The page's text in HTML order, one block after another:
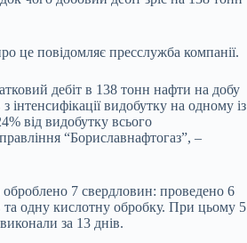
це повідомляє пресслужба компанії.
дебіт в 138 тонн нафти на добу
інтенсифікації видобутку на одному із
від видобутку всього
“Бориславнафтогаз”, –
7 свердловин: проведено 6
та одну кислотну обробку. При цьому 5
за 13 днів.